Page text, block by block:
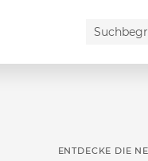
ENTDECKE DIE